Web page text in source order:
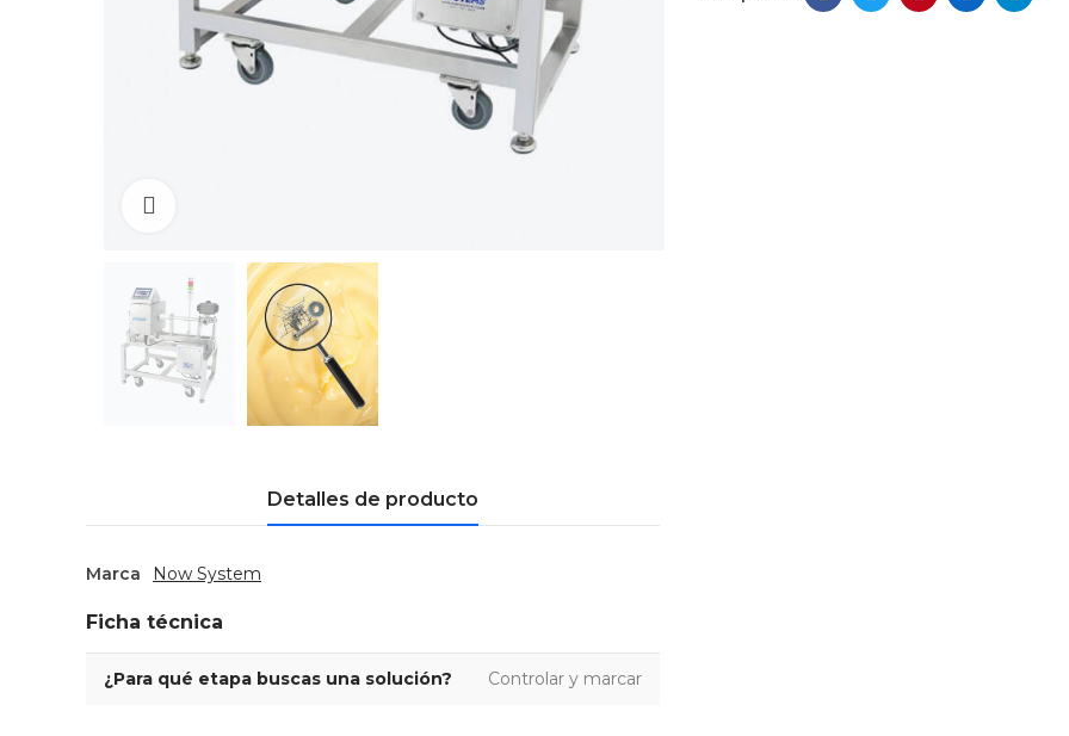
Detalles de producto
Marca Now System
Ficha técnica
¿Para qué etapa buscas una solución? Controlar y marcar